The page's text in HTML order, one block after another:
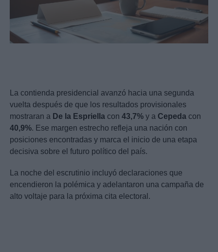
La contienda presidencial avanzó hacia una segunda
vuelta después de que los resultados provisionales
mostraran a De la Espriella con 43,7% y a Cepeda con
40,9%. Ese margen estrecho refleja una nación con
posiciones encontradas y marca el inicio de una etapa
decisiva sobre el futuro político del país.
La noche del escrutinio incluyó declaraciones que
encendieron la polémica y adelantaron una campaña de
alto voltaje para la próxima cita electoral.